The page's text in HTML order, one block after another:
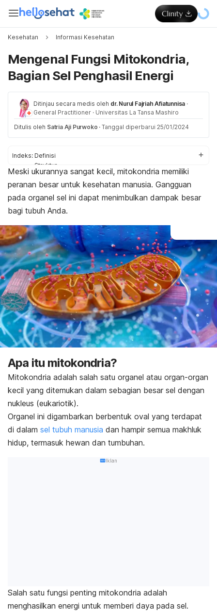
Kesehatan Informasi Kesehatan
Mengenal Fungsi Mitokondria,
Bagian Sel Penghasil Energi
Ditinjau secara medis oleh dr. Nurul Fajriah Afiatunnisa ·
General Practitioner · Universitas La Tansa Mashiro
Ditulis oleh Satria Aji Purwoko · Tanggal diperbarui 25/01/2024
Indeks: Definisi
Struktur
Fungsi
Gangguan
Meski ukurannya sangat kecil, mitokondria memiliki
peranan besar untuk kesehatan manusia. Gangguan
pada organel sel ini dapat menimbulkan dampak besar
bagi tubuh Anda.
Apa itu mitokondria?
Mitokondria adalah salah satu organel atau organ-organ
kecil yang ditemukan dalam sebagian besar sel dengan
nukleus (eukariotik).
Organel ini digambarkan berbentuk oval yang terdapat
di dalam sel tubuh manusia dan hampir semua makhluk
hidup, termasuk hewan dan tumbuhan.
Iklan
Salah satu fungsi penting mitokondria adalah
menghasilkan energi untuk memberi daya pada sel.